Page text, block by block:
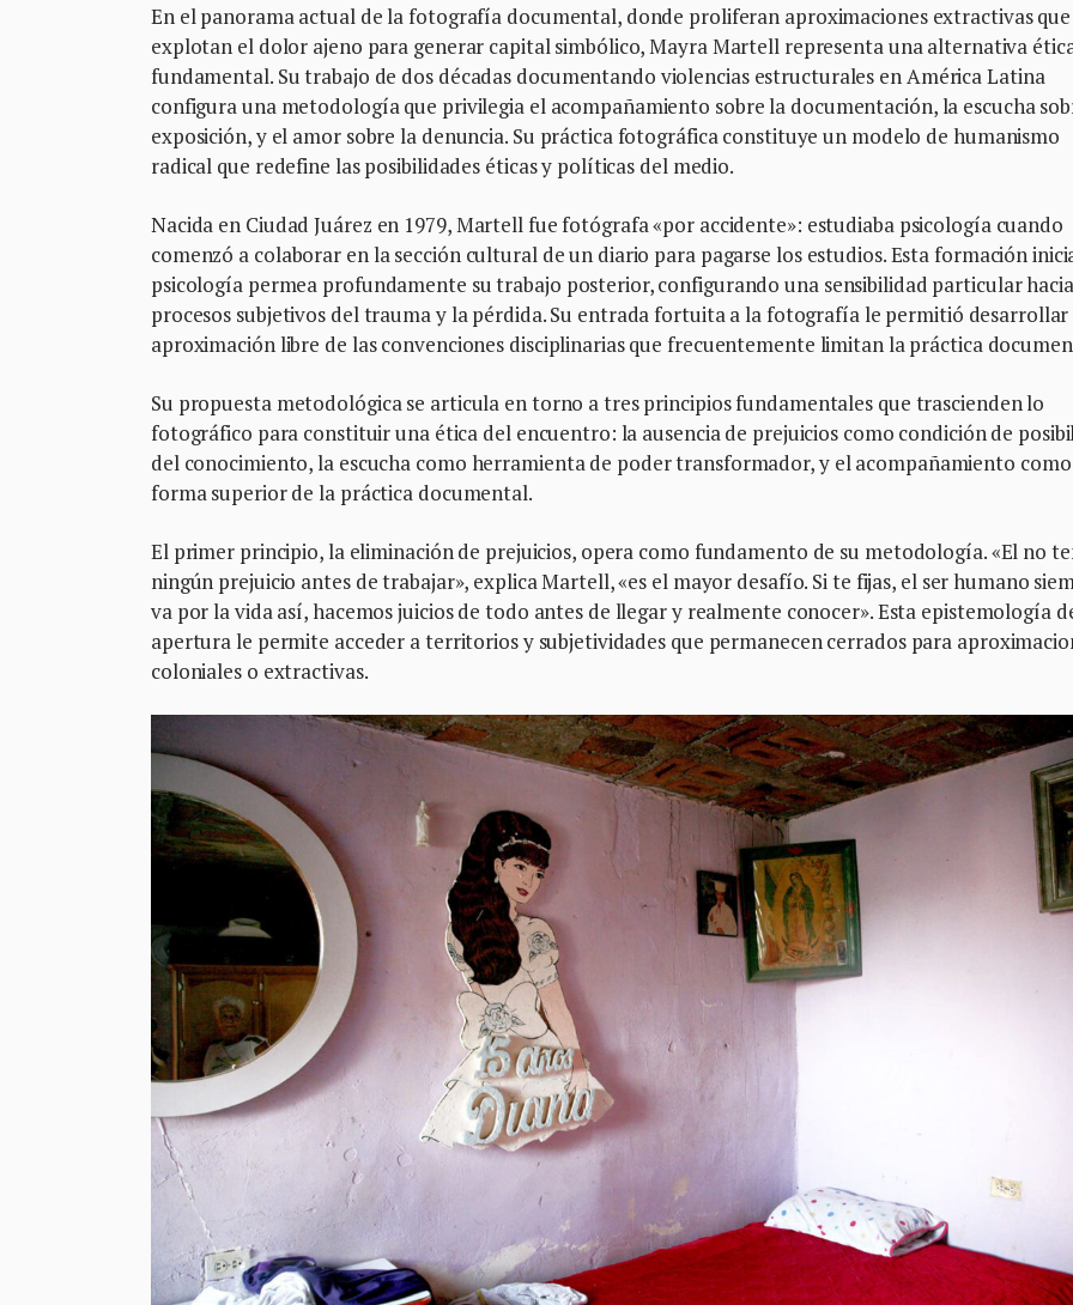
En el panorama actual de la fotografía documental, donde proliferan aproximaciones extractivas que
explotan el dolor ajeno para generar capital simbólico, Mayra Martell representa una alternativa
fundamental. Su trabajo de dos décadas documentando violencias estructurales en América Latina
configura una metodología que privilegia el acompañamiento sobre la documentación, la escucha
exposición, y el amor sobre la denuncia. Su práctica fotográfica constituye un modelo de humanismo
radical que redefine las posibilidades éticas y políticas del medio.
Nacida en Ciudad Juárez en 1979, Martell fue fotógrafa «por accidente»: estudiaba psicología cuando
comenzó a colaborar en la sección cultural de un diario para pagarse los estudios. Esta formación
psicología permea profundamente su trabajo posterior, configurando una sensibilidad particular
procesos subjetivos del trauma y la pérdida. Su entrada fortuita a la fotografía le permitió desarrollar
aproximación libre de las convenciones disciplinarias que frecuentemente limitan la práctica
Su propuesta metodológica se articula en torno a tres principios fundamentales que trascienden lo
fotográfico para constituir una ética del encuentro: la ausencia de prejuicios como condición de
del conocimiento, la escucha como herramienta de poder transformador, y el acompañamiento como
forma superior de la práctica documental.
El primer principio, la eliminación de prejuicios, opera como fundamento de su metodología. «El no
ningún prejuicio antes de trabajar», explica Martell, «es el mayor desafío. Si te fijas, el ser humano
va por la vida así, hacemos juicios de todo antes de llegar y realmente conocer». Esta epistemología
apertura le permite acceder a territorios y subjetividades que permanecen cerrados para
coloniales o extractivas.